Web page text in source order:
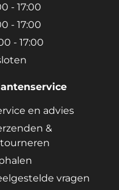
- 17:00
- 17:00
- 17:00
en advies
&
vragen